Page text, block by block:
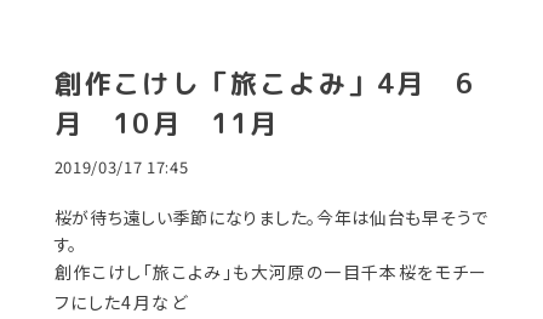
創作こけし「旅こよみ」4月 6
月 10月 11月
2019/03/17 17:45
桜が待ち遠しい季節になりました。今年は仙台も早そうで
す。
創作こけし「旅こよみ」も大河原の一目千本桜をモチー
フにした4月など